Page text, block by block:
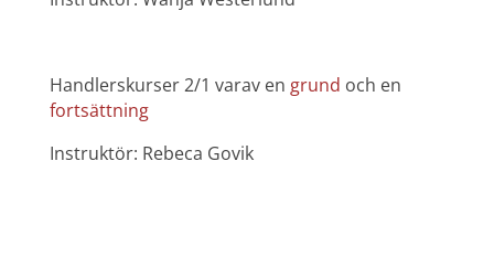
Handlerskurser 2/1 varav en grund och en
fortsättning
Instruktör: Rebeca Govik